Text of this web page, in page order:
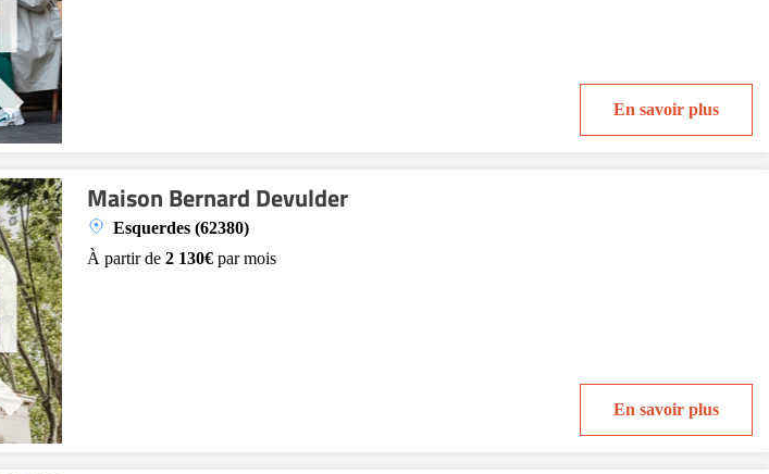
En savoir plus
Maison Bernard Devulder
Esquerdes (62380)
À partir de 2 130€par mois
En savoir plus